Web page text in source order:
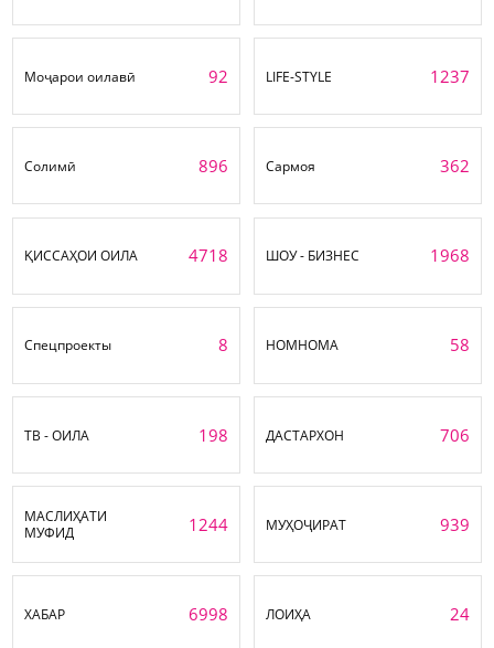
Моҷарои оилавӣ 92 LIFE-STYLE 1237
Солимӣ 896 Сармоя 362
ҚИССАҲОИ ОИЛА 4718 ШОУ - БИЗНЕС 1968
Спецпроекты 8 НОМНОМА 58
ТВ - ОИЛА 198 ДАСТАРХОН 706
МАСЛИҲАТИ
МУФИД
1244 МУҲОҶИРАТ 939
ХАБАР 6998 ЛОИҲА 24